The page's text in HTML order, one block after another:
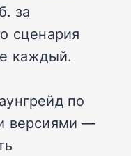
за
сценария
каждый.
по
версиями —